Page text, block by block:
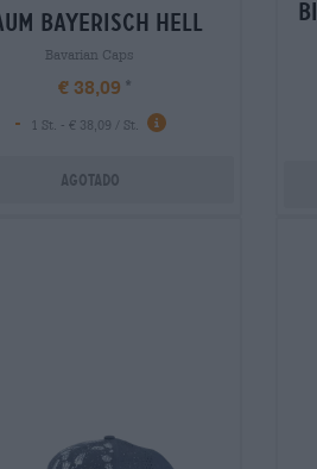
bayerisch hell
Bavarian Caps
€ 38,09
-
1 St. - € 38,09 / St.
Agotado